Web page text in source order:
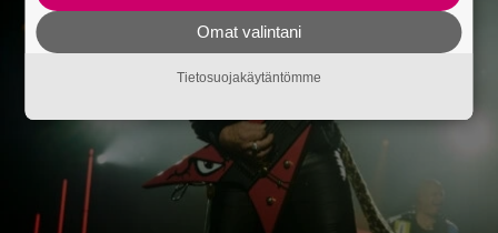
Omat valintani
Tietosuojakäytäntömme